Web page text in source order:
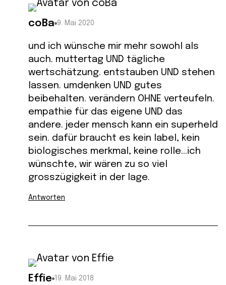
coBa 9. Mai 2020
und ich wünsche mir mehr sowohl als
auch. muttertag UND tägliche
wertschätzung. entstauben UND stehen
lassen. umdenken UND gutes
beibehalten. verändern OHNE verteufeln.
empathie für das eigene UND das
andere. jeder mensch kann ein superheld
sein. dafür braucht es kein label, kein
biologisches merkmal, keine rolle…ich
wünschte, wir wären zu so viel
grosszügigkeit in der lage.
Antworten
Effie 19. Mai 2018